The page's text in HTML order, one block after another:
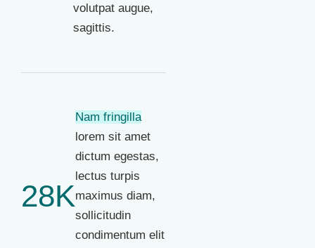
volutpat augue,
sagittis.
28K
Nam fringilla
lorem sit amet
dictum egestas,
lectus turpis
maximus diam,
sollicitudin
condimentum elit